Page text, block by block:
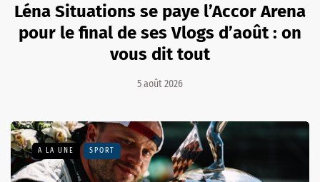
Léna Situations se paye l’Accor Arena
pour le final de ses Vlogs d’août : on
vous dit tout
5 août 2026
A LA UNE SPORT